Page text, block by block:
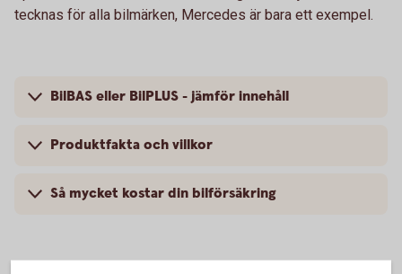
tecknas för alla bilmärken, Mercedes är bara ett exempel.
BilBAS eller BilPLUS - jämför innehåll
Produktfakta och villkor
Så mycket kostar din bilförsäkring